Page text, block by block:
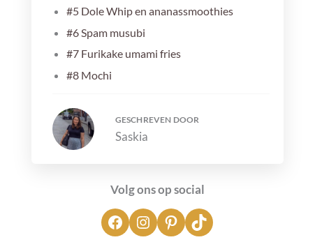
#5 Dole Whip en ananassmoothies
#6 Spam musubi
#7 Furikake umami fries
#8 Mochi
#10 Fish tacos
#11 Kalua pork
#15 Macadamianoten
GESCHREVEN DOOR
Saskia
Volg ons op social